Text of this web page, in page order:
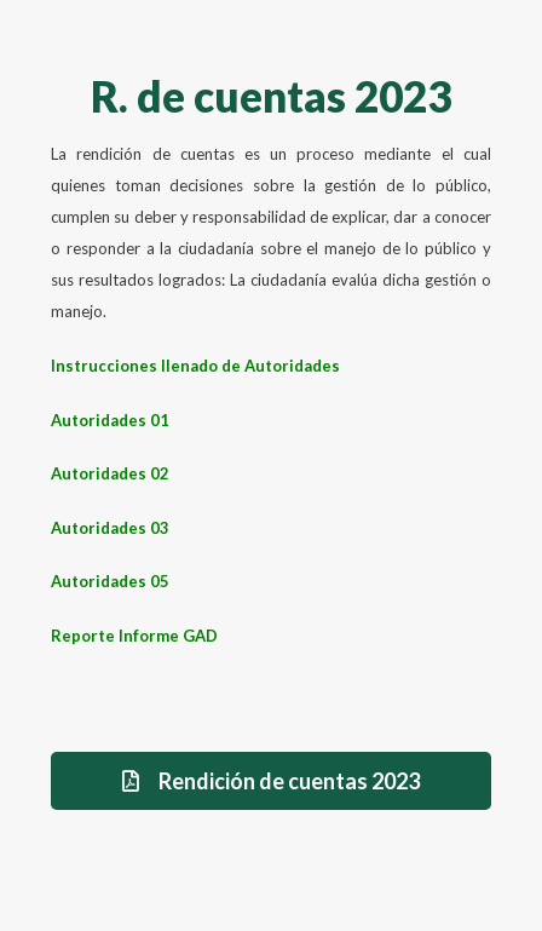
R. de cuentas 2023
La rendición de cuentas es un proceso mediante el cual
quienes toman decisiones sobre la gestión de lo público,
cumplen su deber y responsabilidad de explicar, dar a conocer
o responder a la ciudadanía sobre el manejo de lo público y
sus resultados logrados: La ciudadanía evalúa dicha gestión o
manejo.
Instrucciones llenado de Autoridades
Autoridades 01
Autoridades 02
Autoridades 03
Autoridades 05
Reporte Informe GAD
Rendición de cuentas 2023